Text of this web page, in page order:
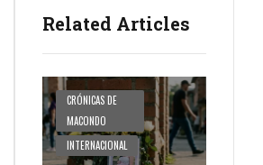
Related Articles
CRÓNICAS DE
MACONDO
INTERNACIONAL